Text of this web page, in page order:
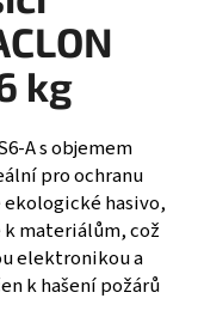
kg
A s objemem
pro ochranu
hasivo,
materiálům, což
elektronikou a
k hašení požárů